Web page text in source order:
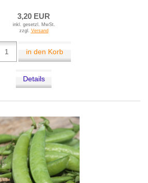
3,20 EUR
inkl. gesetzl. MwSt.
zzgl. Versand
in den Korb
Details